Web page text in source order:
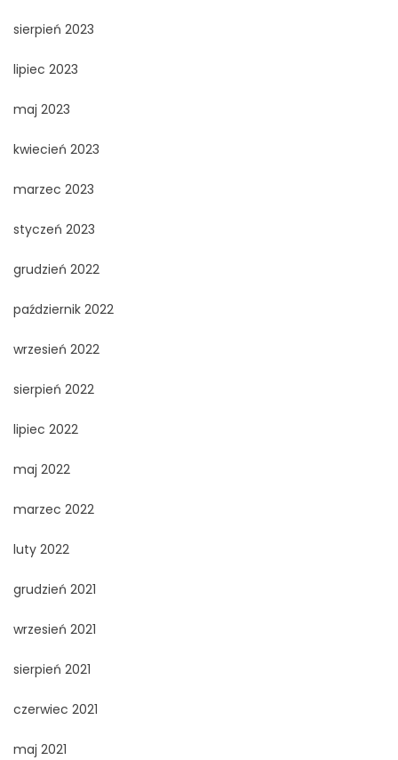
sierpień 2023
lipiec 2023
maj 2023
kwiecień 2023
marzec 2023
styczeń 2023
grudzień 2022
październik 2022
wrzesień 2022
sierpień 2022
lipiec 2022
maj 2022
marzec 2022
luty 2022
grudzień 2021
wrzesień 2021
sierpień 2021
czerwiec 2021
maj 2021